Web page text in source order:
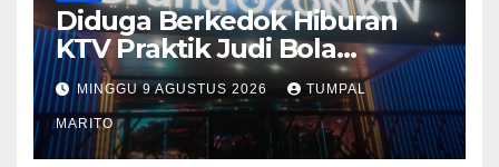
Diduga Berkedok Hiburan
KTV Praktik Judi Bola
Pimpong Beroperasi Terbuka
Disungai Panas Kapolda
Tutup mata Tempat Hiburan
DiBatam
MINGGU 9 AGUSTUS 2026 TUMPAL
MARITO